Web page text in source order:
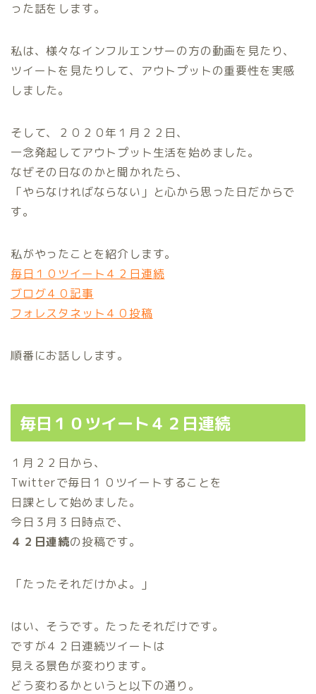
った話をします。
私は、様々なインフルエンサーの方の動画を見たり、
ツイートを見たりして、アウトプットの重要性を実感
しました。
そして、２０２０年１月２２日、
一念発起してアウトプット生活を始めました。
なぜその日なのかと聞かれたら、
「やらなければならない」と心から思った日だからで
す。
私がやったことを紹介します。
毎日１０ツイート４２日連続
ブログ４０記事
フォレスタネット４０投稿
順番にお話しします。
毎日１０ツイート４２日連続
１月２２日から、
Twitterで毎日１０ツイートすることを
日課として始めました。
今日３月３日時点で、
４２日連続の投稿です。
「たったそれだけかよ。」
はい、そうです。たったそれだけです。
ですが４２日連続ツイートは
見える景色が変わります。
どう変わるかというと以下の通り。